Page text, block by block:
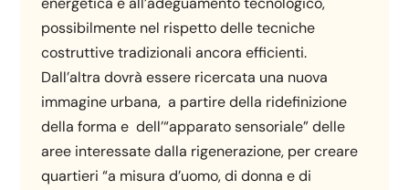
possibilmente nel rispetto delle tecniche
costruttive tradizionali ancora efficienti.
Dall’altra dovrà essere ricercata una nuova
immagine urbana, a partire della ridefinizione
della forma e dell’“apparato sensoriale” delle
aree interessate dalla rigenerazione, per creare
quartieri “a misura d’uomo, di donna e di